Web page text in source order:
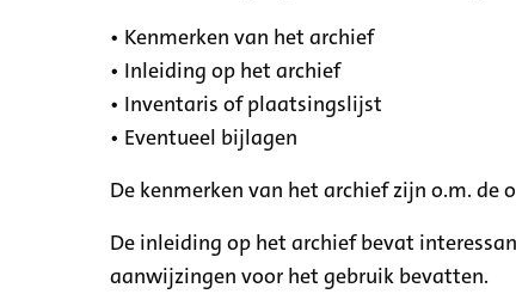
• Kenmerken van het archief
• Inleiding op het archief
• Inventaris of plaatsingslijst
• Eventueel bijlagen
De kenmerken van het archief zijn o.m.
De inleiding op het archief bevat
aanwijzingen voor het gebruik bevatten.